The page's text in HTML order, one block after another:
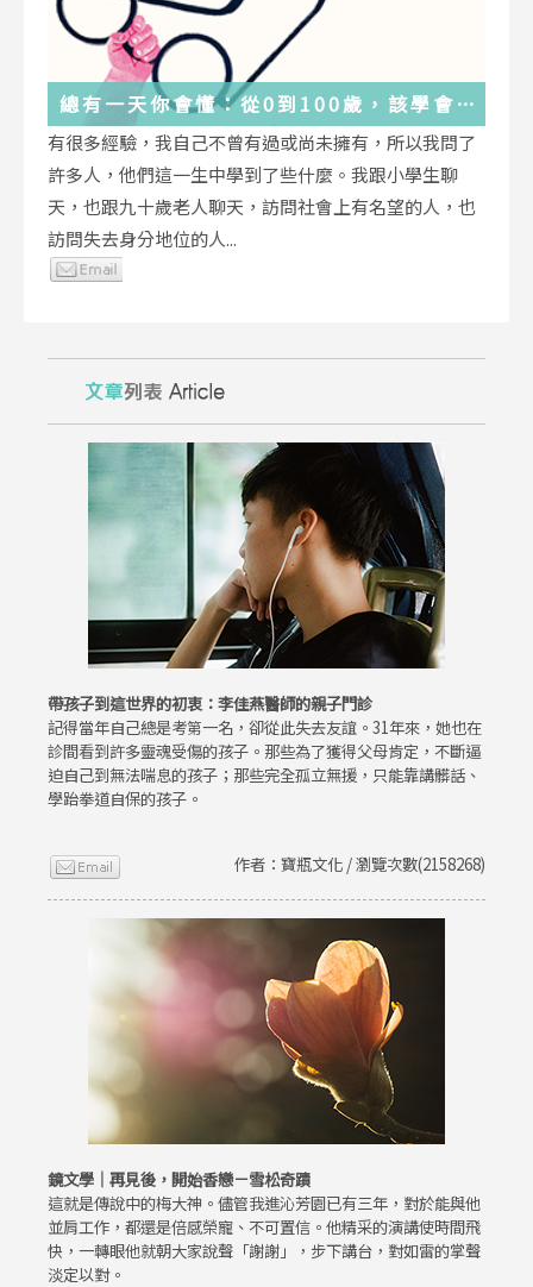
總有一天你會懂：從0到100歲，該學會
的人生大事，都在這些生活的小事裡了
有很多經驗，我自己不曾有過或尚未擁有，所以我問了
許多人，他們這一生中學到了些什麼。我跟小學生聊
天，也跟九十歲老人聊天，訪問社會上有名望的人，也
訪問失去身分地位的人...
帶孩子到這世界的初衷：李佳燕醫師的親子門診
記得當年自己總是考第一名，卻從此失去友誼。31年來，她也在
診間看到許多靈魂受傷的孩子。那些為了獲得父母肯定，不斷逼
迫自己到無法喘息的孩子；那些完全孤立無援，只能靠講髒話、
學跆拳道自保的孩子。
作者：寶瓶文化 / 瀏覽次數(2158268)
鏡文學｜再見後，開始香戀－雪松奇蹟
這就是傳說中的梅大神。儘管我進沁芳園已有三年，對於能與他
並肩工作，都還是倍感榮寵、不可置信。他精采的演講使時間飛
快，一轉眼他就朝大家說聲「謝謝」，步下講台，對如雷的掌聲
淡定以對。